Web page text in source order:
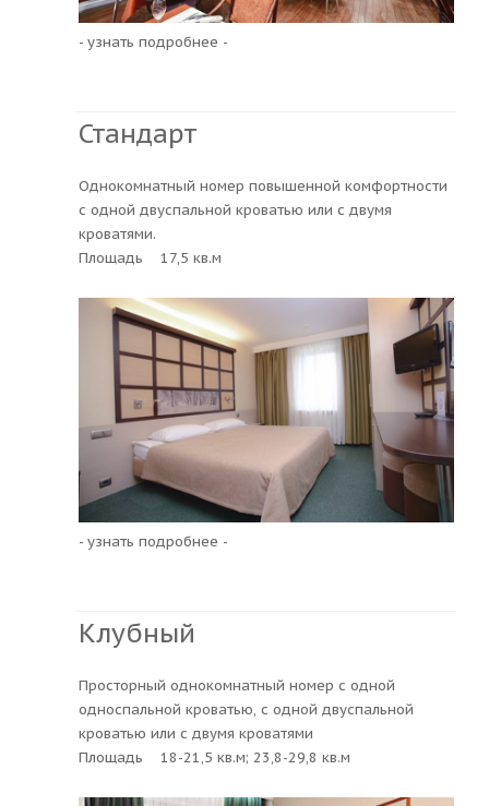
- узнать подробнее -
Стандарт
Однокомнатный номер повышенной комфортности
с одной двуспальной кроватью или с двумя
кроватями.
Площадь 17,5 кв.м
- узнать подробнее -
Клубный
Просторный однокомнатный номер с одной
односпальной кроватью, с одной двуспальной
кроватью или с двумя кроватями
Площадь 18-21,5 кв.м; 23,8-29,8 кв.м